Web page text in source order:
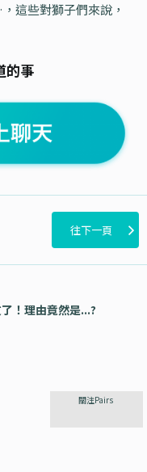
這些對獅子們來說，
的事
往下一頁
！理由竟然是...?
關注Pairs